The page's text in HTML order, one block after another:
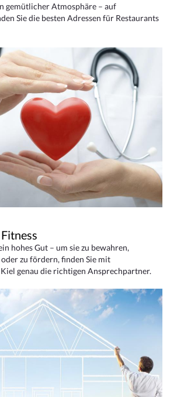
gemütlicher Atmosphäre – auf
Sie die besten Adressen für Restaurants
hohes Gut – um sie zu bewahren,
zu fördern, finden Sie mit
Kiel genau die richtigen Ansprechpartner.